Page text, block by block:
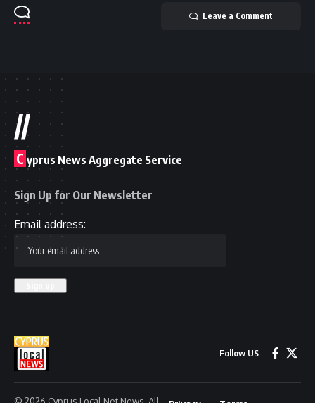
Leave a Comment
//
C yprus News Aggregate Service
Sign Up for Our Newsletter
Email address:
Follow US
© 2026 Cyprus Local Net News. All